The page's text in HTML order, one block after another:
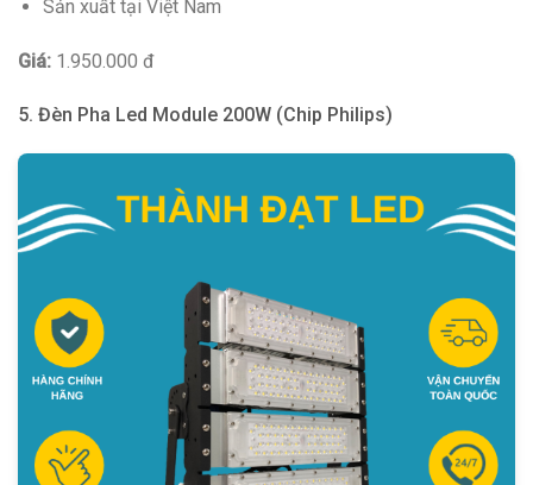
Sản xuất tại Việt Nam
Giá: 1.950.000 đ
5. Đèn Pha Led Module 200W (Chip Philips)